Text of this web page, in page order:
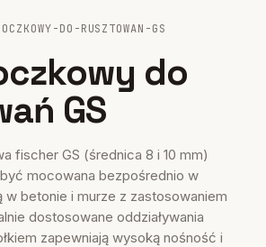
DO-RUSZTOWAN-GS
do
GS
fischer GS (średnica 8 i 10 mm)
mocowana bezpośrednio w
w betonie i murze z zastosowaniem
dostosowane oddziaływania
zapewniają wysoką nośność i